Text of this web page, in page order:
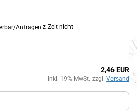
z.Zeit nicht
2,46 EUR
inkl. 19% MwSt. zzgl. Versand